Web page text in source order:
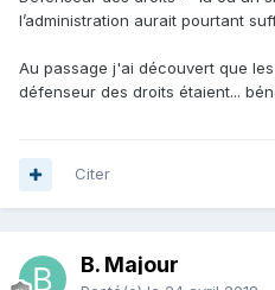
l’administration aurait pourtant
Au passage j'ai découvert que
défenseur des droits étaient...
Citer
B. Majour